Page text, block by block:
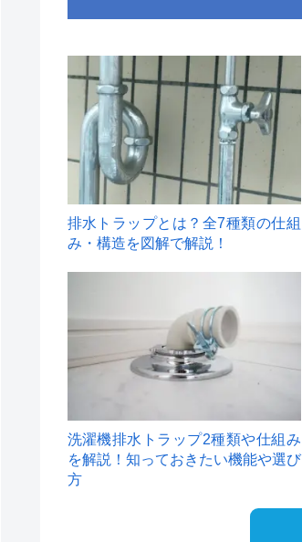
1
排水トラップとは？全7種類の仕組
み・構造を図解で解説！
洗濯機排水トラップ2種類や仕組み
を解説！知っておきたい機能や選び
方